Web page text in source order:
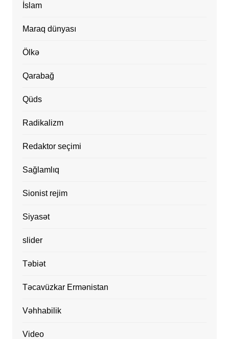
İslam
Maraq dünyası
Ölkə
Qarabağ
Qüds
Radikalizm
Redaktor seçimi
Sağlamlıq
Sionist rejim
Siyasət
slider
Təbiət
Təcavüzkar Ermənistan
Vəhhabilik
Video